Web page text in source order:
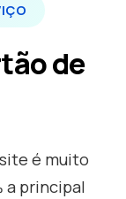
de
é muito
a principal